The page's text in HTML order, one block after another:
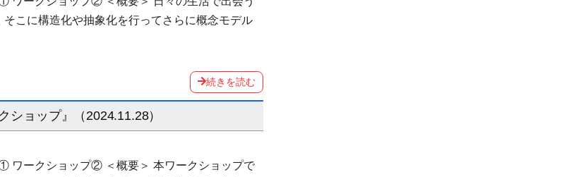
こに構造化や抽象化を行ってさらに概念モデル
続きを読む
ョップ』（2024.11.28）
ワークショップ② ＜概要＞ 本ワークショップで